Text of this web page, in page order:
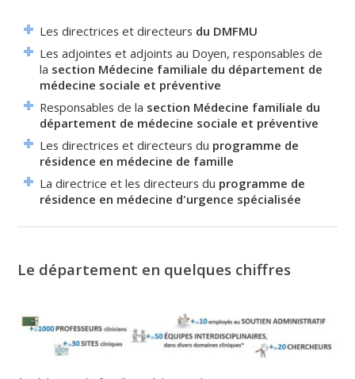
Les directrices et directeurs du DMFMU
Les adjointes et adjoints au Doyen, responsables de
la section Médecine familiale du département de
médecine sociale et préventive
Responsables de la section Médecine familiale du
département de médecine sociale et préventive
Les directrices et directeurs du programme de
résidence en médecine de famille
La directrice et les directeurs du programme de
résidence en médecine d'urgence spécialisée
Le département en quelques chiffres